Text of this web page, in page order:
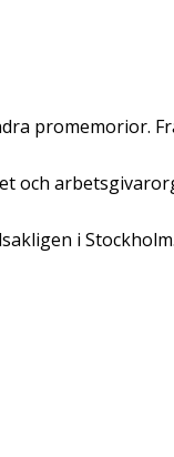
promemorior.
och
i